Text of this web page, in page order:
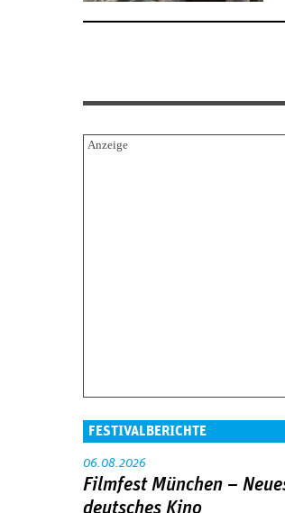
FESTIVALBERICHTE
06.08.2026
Filmfest München –
deutsches Kino